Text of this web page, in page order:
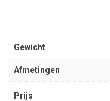
Gewicht
Afmetingen
Prijs